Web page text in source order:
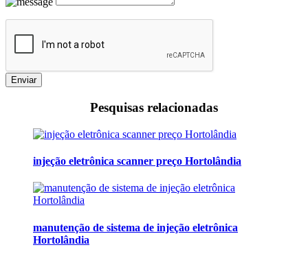
Enviar
Pesquisas relacionadas
injeção eletrônica scanner preço Hortolândia
manutenção de sistema de injeção eletrônica
Hortolândia